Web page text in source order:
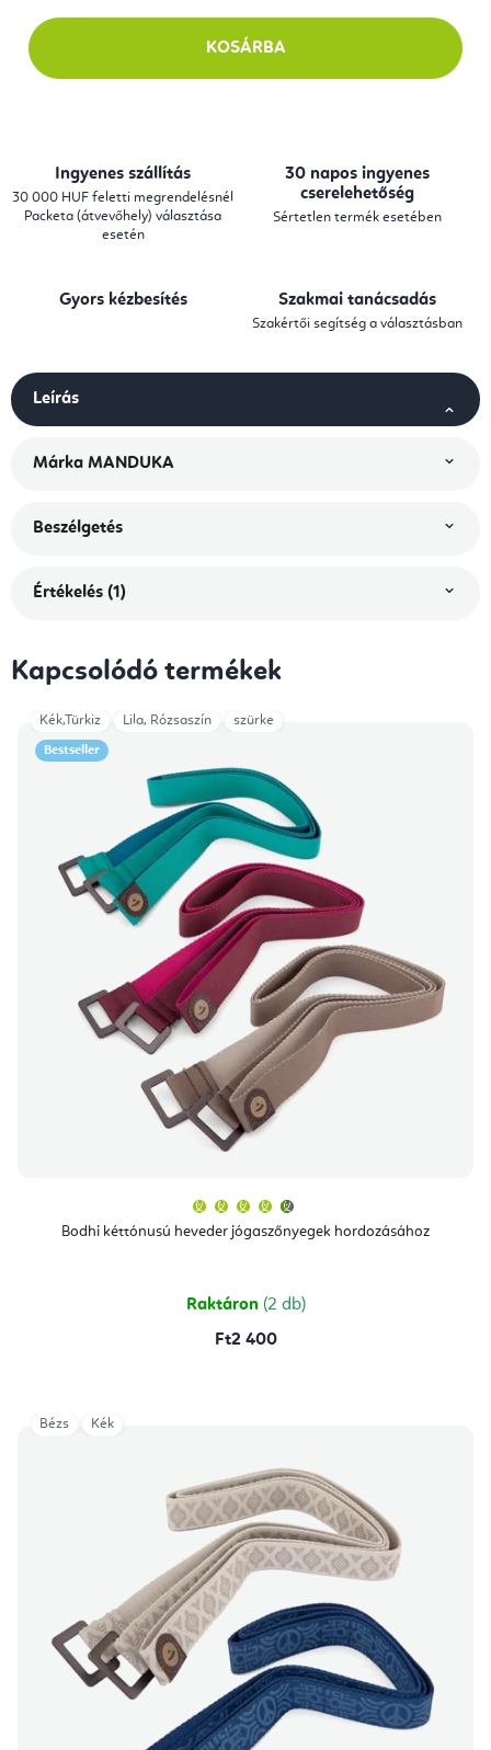
KOSÁRBA
Ingyenes szállítás
30 000 HUF feletti megrendelésnél
Packeta (átvevőhely) választása
esetén
30 napos ingyenes
cserelehetőség
Sértetlen termék esetében
Gyors kézbesítés Szakmai tanácsadás
Szakértői segítség a választásban
Leírás
Márka MANDUKA
Beszélgetés
Értékelés (1)
Kapcsolódó termékek
Bestseller
Bodhi kéttónusú heveder jógaszőnyegek hordozásához
átlagos
értékelése
csillag.
Raktáron (2 db)
Ft2 400
Kék,Türkiz Lila, Rózsaszín szürke
Bézs Kék